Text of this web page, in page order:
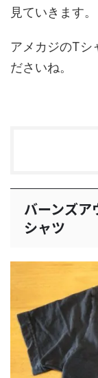
見ていきます。
アメカジのTシ
ださいね。
バーンズ
シャツ